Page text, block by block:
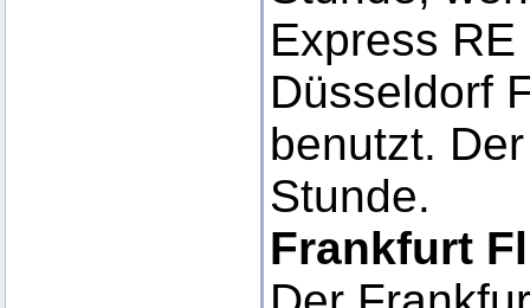
Express
Düsseldorf
benutzt.
Stunde.
Frankfurt